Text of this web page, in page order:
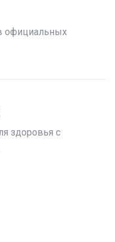
официальных
здоровья с